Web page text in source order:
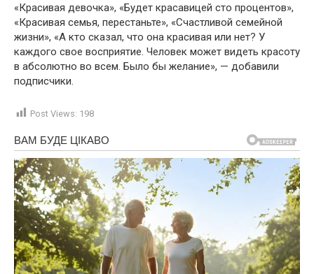
«Красивая девочка», «Будет красавицей сто процентов»,
«Красивая семья, перестаньте», «Счастливой семейной
жизни», «А кто сказал, что она красивая или нет? У
каждого свое восприятие. Человек может видеть красоту
в абсолютно во всем. Было бы желание», — добавили
подписчики.
Post Views: 198